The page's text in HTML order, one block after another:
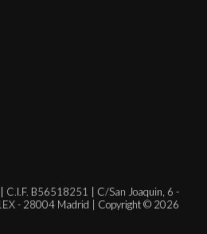
| C.I.F. B56518251 | C/San Joaquin, 6 -
- 28004 Madrid | Copyright © 2026